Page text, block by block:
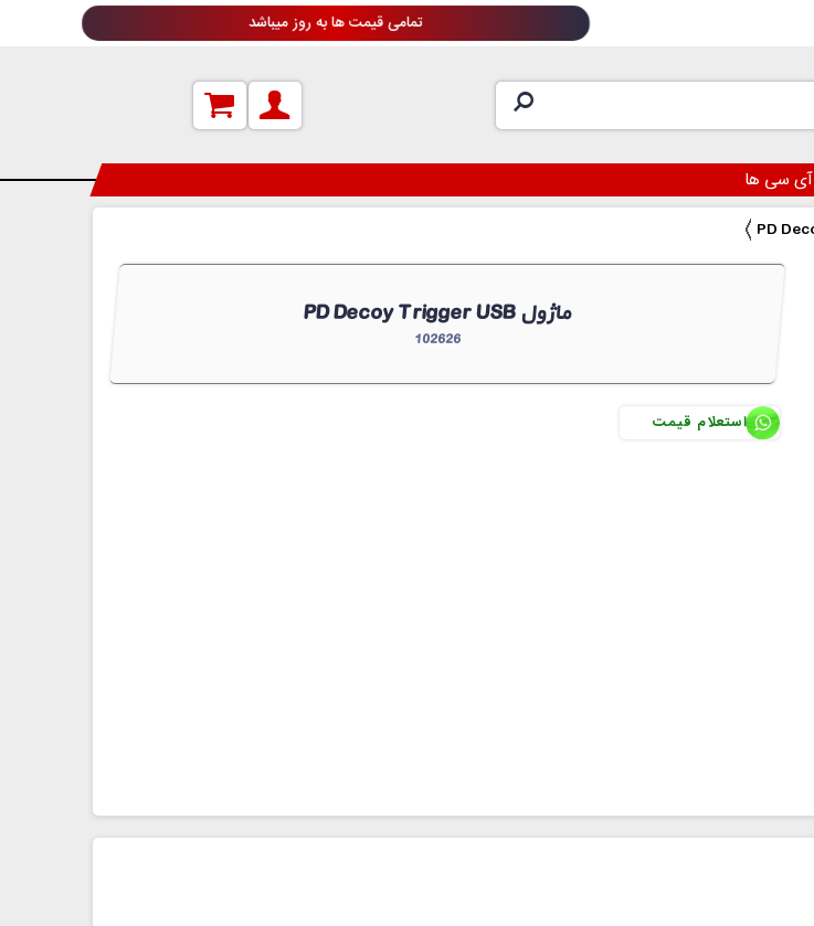
تمامی قیمت ها به روز میباشد
آی سی ها
PD Decoy Trigger USB ماژول
102626
استعلام قیمت